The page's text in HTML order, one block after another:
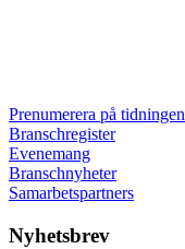
Prenumerera på tidningen
Branschregister
Evenemang
Branschnyheter
Samarbetspartners
Nyhetsbrev